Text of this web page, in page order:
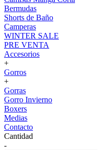
Bermudas
Shorts de Baño
Camperas
WINTER SALE
PRE VENTA
Accesorios
+
Gorros
+
Gorras
Gorro Invierno
Boxers
Medias
Contacto
Cantidad
-